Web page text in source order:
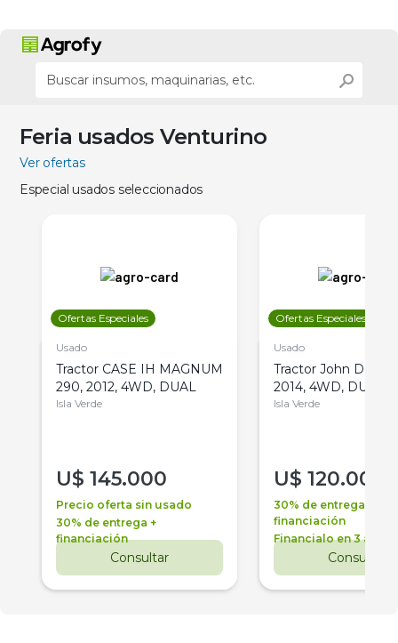
Feria usados Venturino
Ver ofertas
Especial usados seleccionados
Ofertas Especiales
Usado
Tractor CASE IH MAGNUM
290, 2012, 4WD, DUAL
Isla Verde
U$ 145.000
Precio oferta sin usado
30% de entrega +
financiación
Consultar
Ofertas Especiales
Usado
Tractor John Deere
2014, 4WD, DUAL
Isla Verde
U$ 120.000
30% de entrega +
financiación
Financialo en 3 años
Consultar